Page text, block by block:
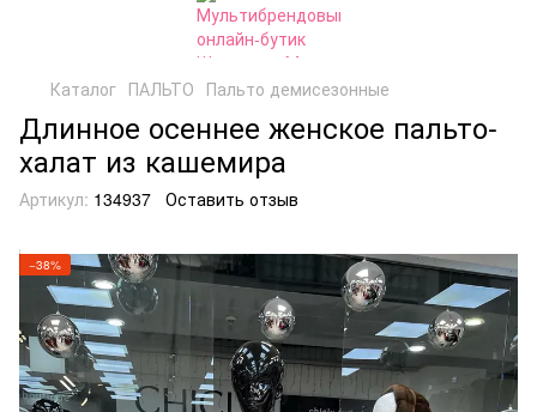
Каталог ПАЛЬТО Пальто демисезонные
Длинное осеннее женское пальто-
халат из кашемира
Артикул: 134937 Оставить отзыв
−38%